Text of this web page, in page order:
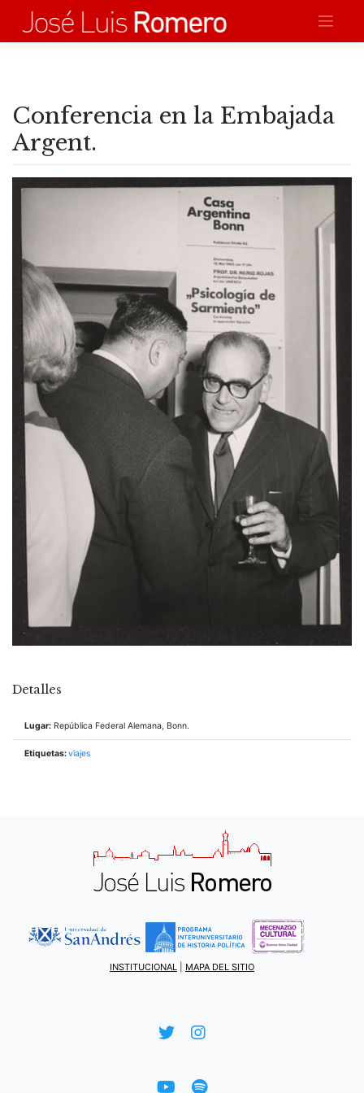
contenido
Conferencia en la Embajada
Argent.
Detalles
Lugar: República Federal Alemana, Bonn.
Etiquetas:viajes
INSTITUCIONAL MAPA DEL SITIO